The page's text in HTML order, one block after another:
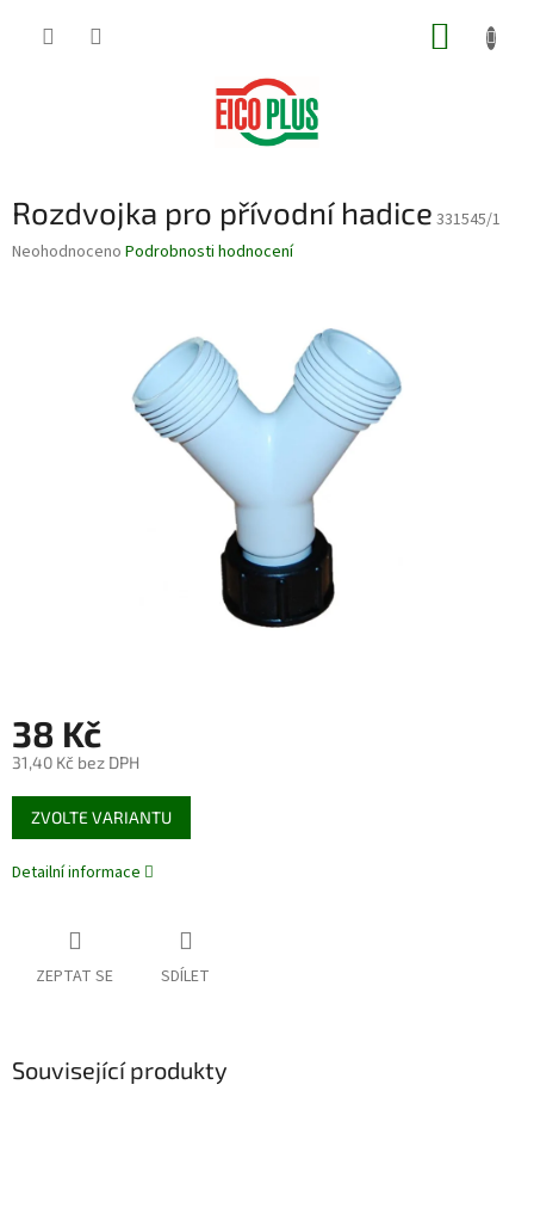
Rozdvojka pro přívodní hadice 331545/1
Průměrné
Neohodnoceno Podrobnosti hodnocení
38 Kč
31,40 Kč bez DPH
Měrná
cena:
ZVOLTE VARIANTU
Detailní informace
ZEPTAT SE SDÍLET
Související produkty